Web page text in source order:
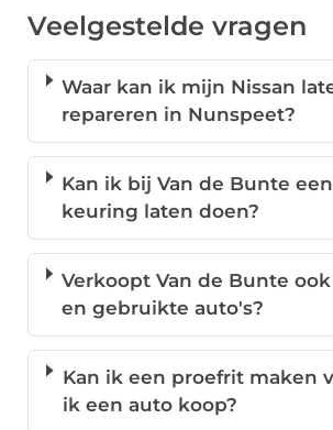
Veelgestelde vragen
Waar kan ik mijn Nissan
repareren in Nunspeet?
Kan ik bij Van de Bunte
keuring laten doen?
Verkoopt Van de Bunte
en gebruikte auto's?
Kan ik een proefrit maken
ik een auto koop?